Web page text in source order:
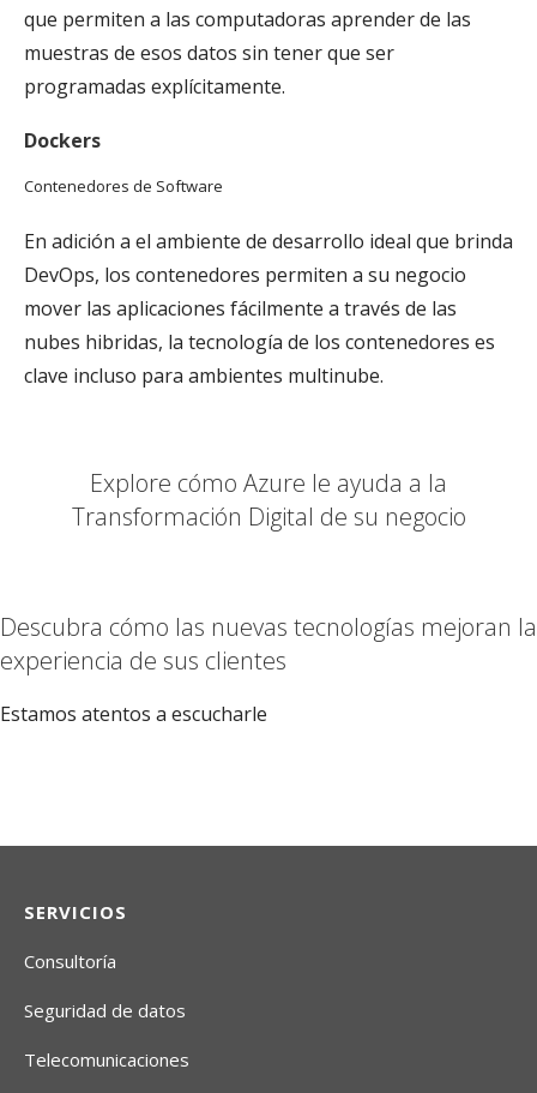
que permiten a las computadoras aprender de las
muestras de esos datos sin tener que ser
programadas explícitamente.
Dockers
Contenedores de Software
En adición a el ambiente de desarrollo ideal que brinda
DevOps, los contenedores permiten a su negocio
mover las aplicaciones fácilmente a través de las
nubes hibridas, la tecnología de los contenedores es
clave incluso para ambientes multinube.
Explore cómo Azure le ayuda a la
Transformación Digital de su negocio
Descubra cómo las nuevas tecnologías mejoran la
experiencia de sus clientes
Estamos atentos a escucharle
SERVICIOS
Consultoría
Seguridad de datos
Telecomunicaciones